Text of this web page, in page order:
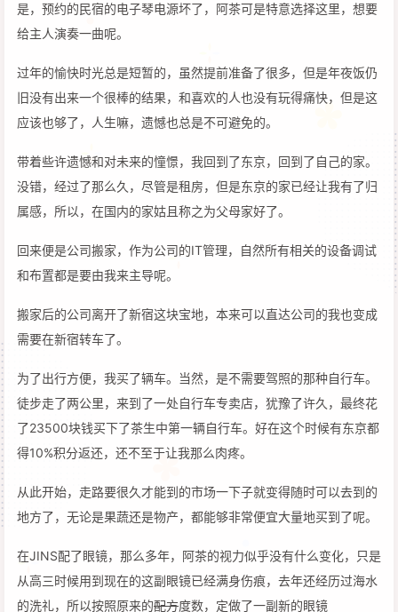
是，预约的民宿的电子琴电源坏了，阿茶可是特意选择这里，想要
给主人演奏一曲呢。
过年的愉快时光总是短暂的，虽然提前准备了很多，但是年夜饭仍
旧没有出来一个很棒的结果，和喜欢的人也没有玩得痛快，但是这
应该也够了，人生嘛，遗憾也总是不可避免的。
带着些许遗憾和对未来的憧憬，我回到了东京，回到了自己的家。
没错，经过了那么久，尽管是租房，但是东京的家已经让我有了归
属感，所以，在国内的家姑且称之为父母家好了。
回来便是公司搬家，作为公司的IT管理，自然所有相关的设备调试
和布置都是要由我来主导呢。
搬家后的公司离开了新宿这块宝地，本来可以直达公司的我也变成
需要在新宿转车了。
为了出行方便，我买了辆车。当然，是不需要驾照的那种自行车。
徒步走了两公里，来到了一处自行车专卖店，犹豫了许久，最终花
了23500块钱买下了茶生中第一辆自行车。好在这个时候有东京都
得10%积分返还，还不至于让我那么肉疼。
从此开始，走路要很久才能到的市场一下子就变得随时可以去到的
地方了，无论是果蔬还是物产，都能够非常便宜大量地买到了呢。
在JINS配了眼镜，那么多年，阿茶的视力似乎没有什么变化，只是
从高三时候用到现在的这副眼镜已经满身伤痕，去年还经历过海水
的洗礼，所以按照原来的配方度数，定做了一副新的眼镜